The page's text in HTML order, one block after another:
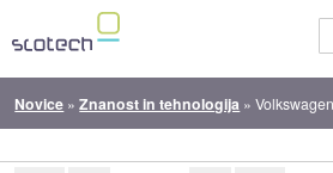
Novice »Znanost in tehnologija »Volkswagen